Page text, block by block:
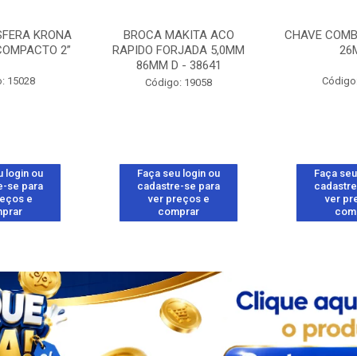
KRONA
2”
15028
login ou
se para
e
BROCA MAKITA ACO
RAPIDO FORJADA 5,0MM
86MM D - 38641
Código: 19058
Faça seu login ou
cadastre-se para
ver preços e
comprar
CHAVE
Faça
ver